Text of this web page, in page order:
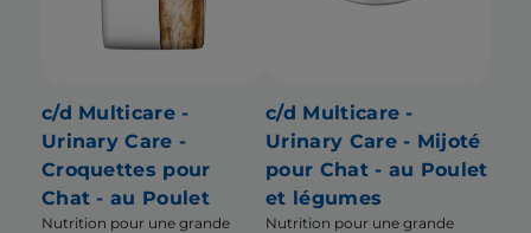
c/d Multicare -
Urinary Care -
Croquettes pour
Chat - au Poulet
Nutrition pour une grande
c/d Multicare -
Urinary Care - Mijoté
pour Chat - au Poulet
et légumes
Nutrition pour une grande